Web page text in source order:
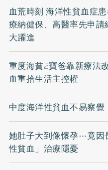
血荒時刻 海洋性貧血症
療納健保、高醫率先申
大躍進
重度海貧2寶爸靠新療法
血重拾生活主控權
中度海洋性貧血不易察
她肚子大到像懷孕⋯竟因
性貧血」治療隱憂